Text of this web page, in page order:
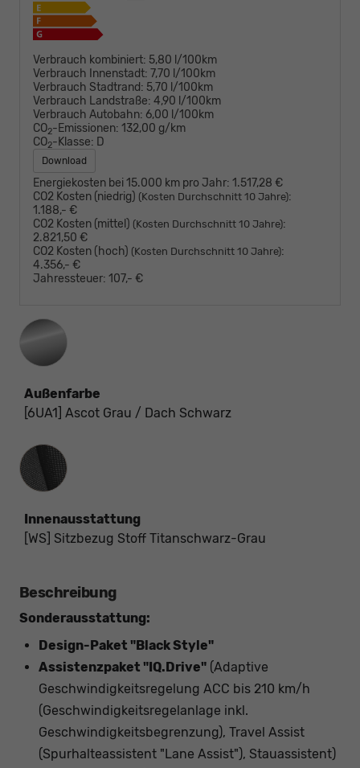
Verbrauch kombiniert: 5,80 l/100km
Verbrauch Innenstadt: 7,70 l/100km
Verbrauch Stadtrand: 5,70 l/100km
Verbrauch Landstraße: 4,90 l/100km
Verbrauch Autobahn: 6,00 l/100km
CO2-Emissionen: 132,00 g/km
CO2-Klasse: D
Download
Energiekosten bei 15.000 km pro Jahr: 1.517,28 €
CO2 Kosten (niedrig) (Kosten Durchschnitt 10 Jahre):
1.188,- €
CO2 Kosten (mittel) (Kosten Durchschnitt 10 Jahre):
2.821,50 €
CO2 Kosten (hoch) (Kosten Durchschnitt 10 Jahre):
4.356,- €
Jahressteuer: 107,- €
Außenfarbe
[6UA1] Ascot Grau / Dach Schwarz
Innenausstattung
Innenausstattung
[WS] Sitzbezug Stoff Titanschwarz-Grau
Beschreibung
Sonderausstattung:
Design-Paket "Black Style"
Assistenzpaket "IQ.Drive" (Adaptive
Geschwindigkeitsregelung ACC bis 210 km/h
(Geschwindigkeitsregelanlage inkl.
Geschwindigkeitsbegrenzung), Travel Assist
(Spurhalteassistent "Lane Assist"), Stauassistent)